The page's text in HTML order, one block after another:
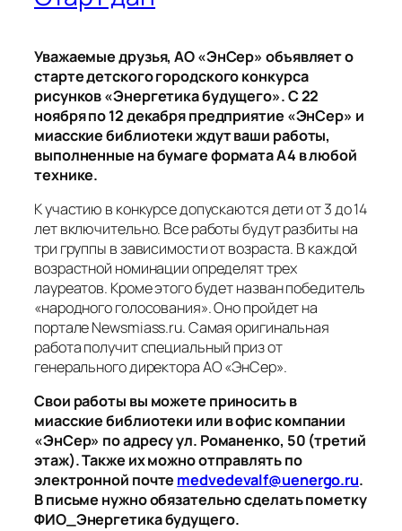
Уважаемые друзья, АО «ЭнСер» объявляет о
старте детского городского конкурса
рисунков «Энергетика будущего». С 22
ноября по 12 декабря предприятие «ЭнСер» и
миасские библиотеки ждут ваши работы,
выполненные на бумаге формата А4 в любой
технике.
К участию в конкурсе допускаются дети от 3 до 14
лет включительно. Все работы будут разбиты на
три группы в зависимости от возраста. В каждой
возрастной номинации определят трех
лауреатов. Кроме этого будет назван победитель
«народного голосования». Оно пройдет на
портале Newsmiass.ru. Самая оригинальная
работа получит специальный приз от
генерального директора АО «ЭнСер».
Свои работы вы можете приносить в
миасские библиотеки или в офис компании
«ЭнСер» по адресу ул. Романенко, 50 (третий
этаж). Также их можно отправлять по
электронной почте medvedevalf@uenergo.ru.
В письме нужно обязательно сделать пометку
ФИО_Энергетика будущего.